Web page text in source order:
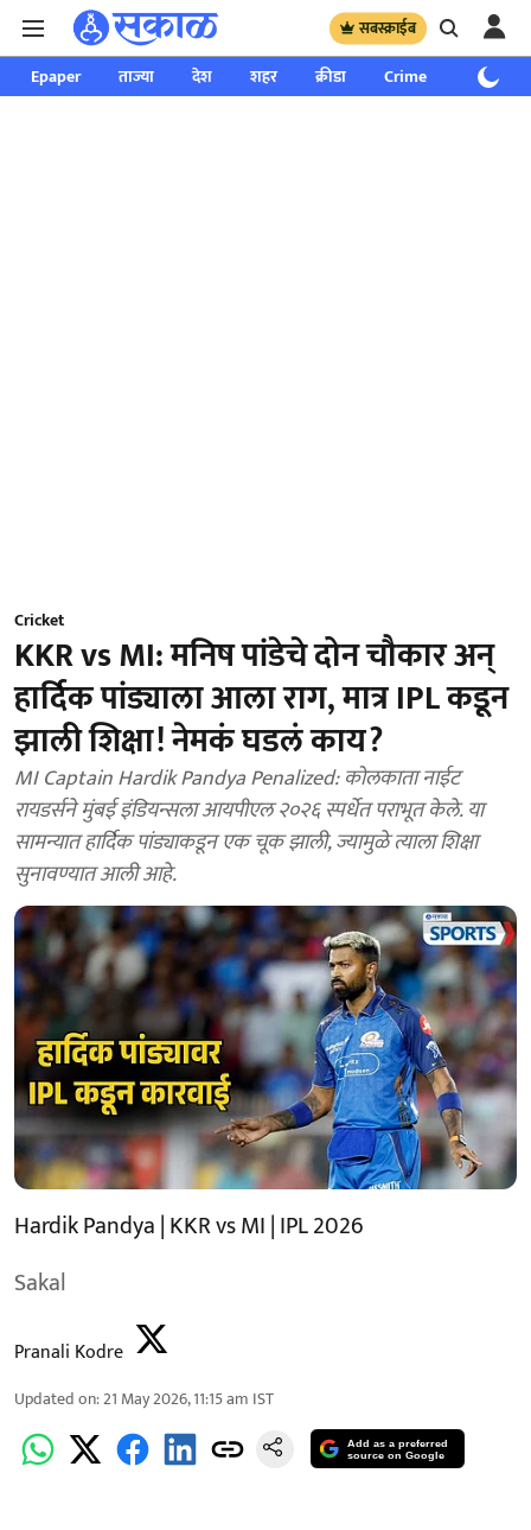
सबस्क्राईब
Epaper ताज्या देश शहर क्रीडा Crime साप्ताहिक
Cricket
KKR vs MI: मनिष पांडेचे दोन चौकार अन्
हार्दिक पांड्याला आला राग, मात्र IPL कडून
झाली शिक्षा! नेमकं घडलं काय?
MI Captain Hardik Pandya Penalized: कोलकाता नाईट
रायडर्सने मुंबई इंडियन्सला आयपीएल २०२६ स्पर्धेत पराभूत केले. या
सामन्यात हार्दिक पांड्याकडून एक चूक झाली, ज्यामुळे त्याला शिक्षा
सुनावण्यात आली आहे.
Hardik Pandya | KKR vs MI | IPL 2026
Sakal
Pranali Kodre
Updated on:21 May 2026, 11:15 am IST
Add as a preferred
source on Google